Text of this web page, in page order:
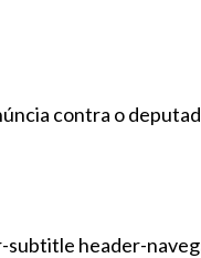
contra o
subtitle header-